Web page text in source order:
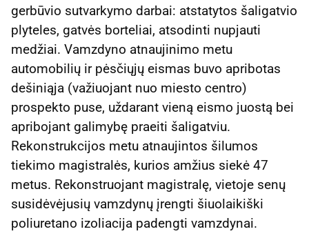
gerbūvio sutvarkymo darbai: atstatytos šaligatvio
plyteles, gatvės borteliai, atsodinti nupjauti
medžiai. Vamzdyno atnaujinimo metu
automobilių ir pėsčiųjų eismas buvo apribotas
dešiniąja (važiuojant nuo miesto centro)
prospekto puse, uždarant vieną eismo juostą bei
apribojant galimybę praeiti šaligatviu.
Rekonstrukcijos metu atnaujintos šilumos
tiekimo magistralės, kurios amžius siekė 47
metus. Rekonstruojant magistralę, vietoje senų
susidėvėjusių vamzdynų įrengti šiuolaikiški
poliuretano izoliacija padengti vamzdynai.